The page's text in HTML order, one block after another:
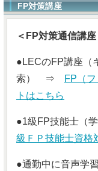
FP対策講座
＜FP対策通信講座
●LECのFP講座（
索） ⇒
FP（
トはこちら
●1級FP技能士（
級ＦＰ技能士資格
●通勤中に音声